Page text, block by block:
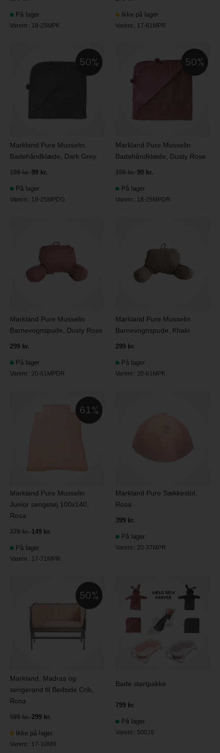
På lager
Varenr.: 18-25MPK
Ikke på lager
Varenr.: 17-61MPR
50
Markland Pure Musselin
Badehåndklæde, Dark Grey
199 kr.99 kr.
På lager
Varenr.: 18-25MPDG
50
Markland Pure Musselin
Badehåndklæde, Dusty Rose
199 kr.99 kr.
På lager
Varenr.: 18-25MPDR
Markland Pure Musselin
Barnevognspude, Dusty Rose
299 kr.
På lager
Varenr.: 20-61MPDR
Markland Pure Musselin
Barnevognspude, Khaki
299 kr.
På lager
Varenr.: 20-61MPK
61
Markland Pure Musselin
Junior sengetøj 100x140,
Rosa
379 kr.149 kr.
På lager
Varenr.: 17-71MPR
Markland Pure Sækkestol,
Rosa
399 kr.
På lager
Varenr.: 20-37MPR
50
Markland, Madras og
sengerand til Bedside Crib,
Rosa
599 kr.299 kr.
Ikke på lager
Varenr.: 17-10MR
Bade startpakke
799 kr.
På lager
Varenr.: 50016